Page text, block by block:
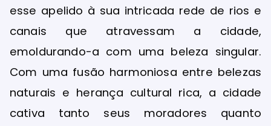
esse apelido à sua intricada rede de rios e
canais que atravessam a cidade,
emoldurando-a com uma beleza singular.
Com uma fusão harmoniosa entre belezas
naturais e herança cultural rica, a cidade
cativa tanto seus moradores quanto